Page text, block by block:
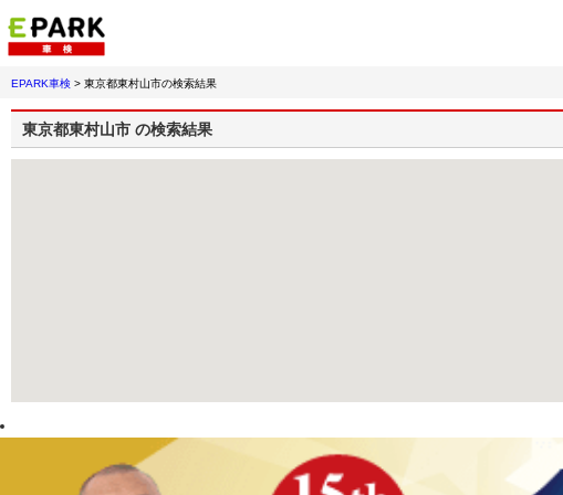
EPARK車検 > 東京都東村山市の検索結果
東京都東村山市 の検索結果